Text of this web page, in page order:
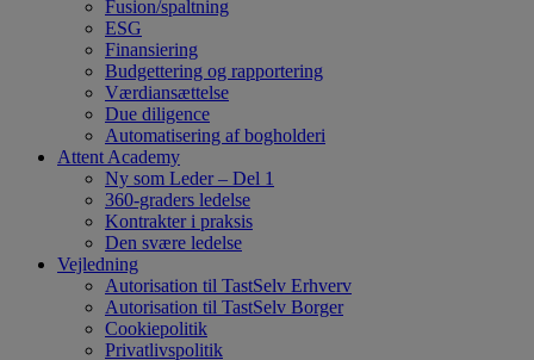
Fusion/spaltning
ESG
Finansiering
Budgettering og rapportering
Værdiansættelse
Due diligence
Automatisering af bogholderi
Attent Academy
Ny som Leder – Del 1
360-graders ledelse
Kontrakter i praksis
Den svære ledelse
Vejledning
Autorisation til TastSelv Erhverv
Autorisation til TastSelv Borger
Cookiepolitik
Privatlivspolitik